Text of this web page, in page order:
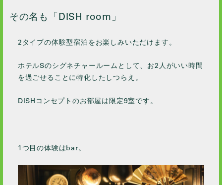
2022 / 2
2021 / 12
2021 / 11
2021 / 10
2021 / 8
2021 / 4
2021 / 2
その名も「DISH room」
2タイプの体験型宿泊をお楽しみいただけます。
ホテルSのシグネチャールームとして、お2人がいい時間
を過ごせることに特化したしつらえ。
DISHコンセプトのお部屋は限定9室です。
1つ目の体験はbar。